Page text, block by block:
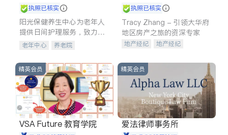
执照已核实
阳光保健养生中心为老年人
提供日间护理服务，致力于
通过持续的护理创新来有效
老年中心 养老院
执照已核实
Tracy Zhang - 引领大华府
地区房产之旅的资深专家
地产经纪
地产经纪
商铺租售
精英会员
VSA Future 教育学院
精英会员
爱法律师事务所